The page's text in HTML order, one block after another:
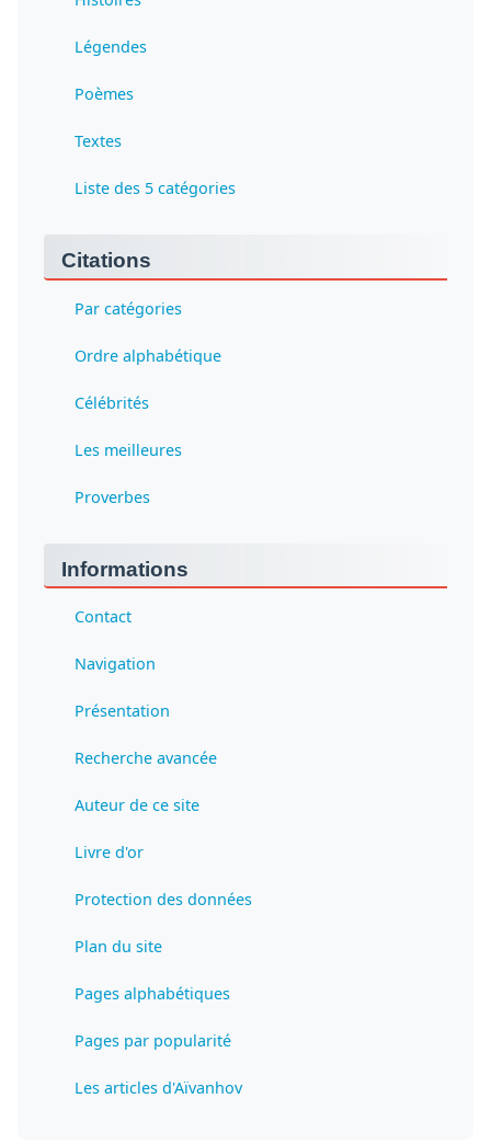
Légendes
Poèmes
Textes
Liste des 5 catégories
Citations
Par catégories
Ordre alphabétique
Célébrités
Les meilleures
Proverbes
Informations
Contact
Navigation
Présentation
Recherche avancée
Auteur de ce site
Livre d'or
Protection des données
Plan du site
Pages alphabétiques
Pages par popularité
Les articles d'Aïvanhov